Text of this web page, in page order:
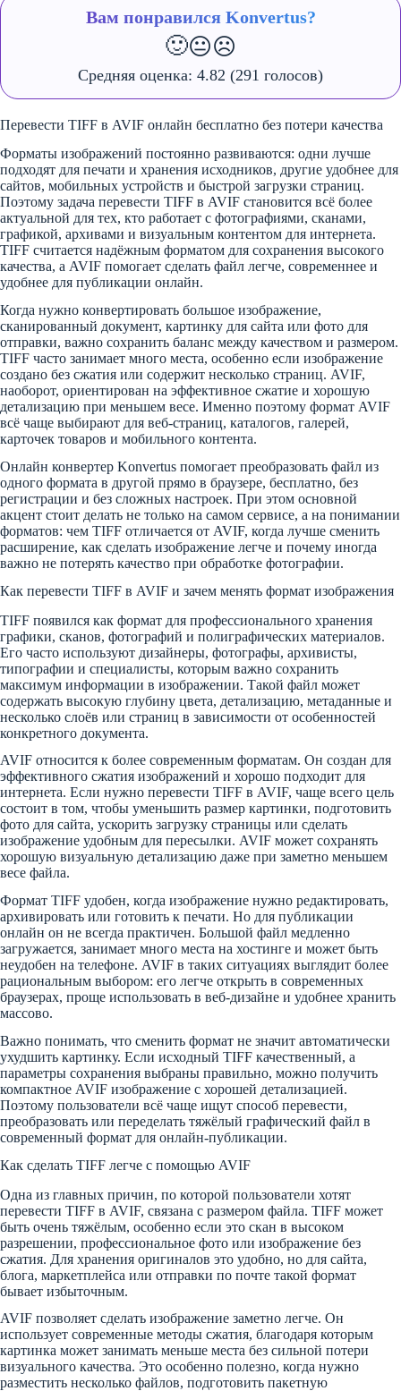
Вам понравился Konvertus?
🙂😐☹️
Средняя оценка: 4.82 (291 голосов)
Перевести TIFF в AVIF онлайн бесплатно без потери качества
Форматы изображений постоянно развиваются: одни лучше
подходят для печати и хранения исходников, другие удобнее для
сайтов, мобильных устройств и быстрой загрузки страниц.
Поэтому задача перевести TIFF в AVIF становится всё более
актуальной для тех, кто работает с фотографиями, сканами,
графикой, архивами и визуальным контентом для интернета.
TIFF считается надёжным форматом для сохранения высокого
качества, а AVIF помогает сделать файл легче, современнее и
удобнее для публикации онлайн.
Когда нужно конвертировать большое изображение,
сканированный документ, картинку для сайта или фото для
отправки, важно сохранить баланс между качеством и размером.
TIFF часто занимает много места, особенно если изображение
создано без сжатия или содержит несколько страниц. AVIF,
наоборот, ориентирован на эффективное сжатие и хорошую
детализацию при меньшем весе. Именно поэтому формат AVIF
всё чаще выбирают для веб-страниц, каталогов, галерей,
карточек товаров и мобильного контента.
Онлайн конвертер Konvertus помогает преобразовать файл из
одного формата в другой прямо в браузере, бесплатно, без
регистрации и без сложных настроек. При этом основной
акцент стоит делать не только на самом сервисе, а на понимании
форматов: чем TIFF отличается от AVIF, когда лучше сменить
расширение, как сделать изображение легче и почему иногда
важно не потерять качество при обработке фотографии.
Как перевести TIFF в AVIF и зачем менять формат изображения
TIFF появился как формат для профессионального хранения
графики, сканов, фотографий и полиграфических материалов.
Его часто используют дизайнеры, фотографы, архивисты,
типографии и специалисты, которым важно сохранить
максимум информации в изображении. Такой файл может
содержать высокую глубину цвета, детализацию, метаданные и
несколько слоёв или страниц в зависимости от особенностей
конкретного документа.
AVIF относится к более современным форматам. Он создан для
эффективного сжатия изображений и хорошо подходит для
интернета. Если нужно перевести TIFF в AVIF, чаще всего цель
состоит в том, чтобы уменьшить размер картинки, подготовить
фото для сайта, ускорить загрузку страницы или сделать
изображение удобным для пересылки. AVIF может сохранять
хорошую визуальную детализацию даже при заметно меньшем
весе файла.
Формат TIFF удобен, когда изображение нужно редактировать,
архивировать или готовить к печати. Но для публикации
онлайн он не всегда практичен. Большой файл медленно
загружается, занимает много места на хостинге и может быть
неудобен на телефоне. AVIF в таких ситуациях выглядит более
рациональным выбором: его легче открыть в современных
браузерах, проще использовать в веб-дизайне и удобнее хранить
массово.
Важно понимать, что сменить формат не значит автоматически
ухудшить картинку. Если исходный TIFF качественный, а
параметры сохранения выбраны правильно, можно получить
компактное AVIF изображение с хорошей детализацией.
Поэтому пользователи всё чаще ищут способ перевести,
преобразовать или переделать тяжёлый графический файл в
современный формат для онлайн-публикации.
Как сделать TIFF легче с помощью AVIF
Одна из главных причин, по которой пользователи хотят
перевести TIFF в AVIF, связана с размером файла. TIFF может
быть очень тяжёлым, особенно если это скан в высоком
разрешении, профессиональное фото или изображение без
сжатия. Для хранения оригиналов это удобно, но для сайта,
блога, маркетплейса или отправки по почте такой формат
бывает избыточным.
AVIF позволяет сделать изображение заметно легче. Он
использует современные методы сжатия, благодаря которым
картинка может занимать меньше места без сильной потери
визуального качества. Это особенно полезно, когда нужно
разместить несколько файлов, подготовить пакетную